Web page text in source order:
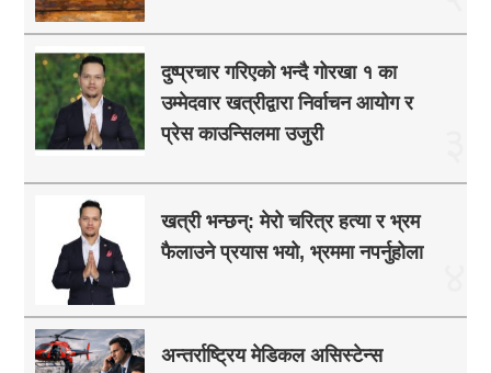
दुष्प्रचार गरिएको भन्दै गोरखा १ का
उम्मेदवार खत्रीद्वारा निर्वाचन आयोग र
प्रेस काउन्सिलमा उजुरी
खत्री भन्छन्: मेरो चरित्र हत्या र भ्रम
फैलाउने प्रयास भयो, भ्रममा नपर्नुहोला
अन्तर्राष्ट्रिय मेडिकल असिस्टेन्स